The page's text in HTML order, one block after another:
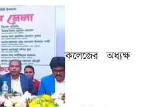
কলেজের অধ্যক্ষ